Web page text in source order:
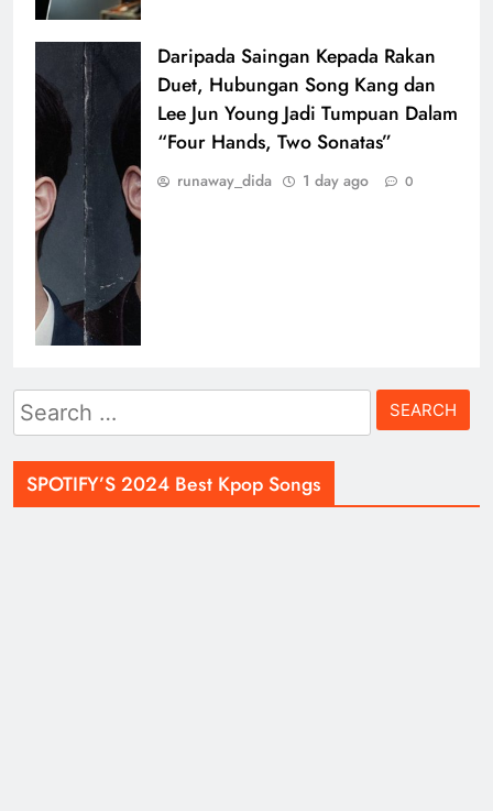
Daripada Saingan Kepada Rakan
Duet, Hubungan Song Kang dan
Lee Jun Young Jadi Tumpuan Dalam
“Four Hands, Two Sonatas”
runaway_dida 1 day ago 0
Search
for:
SPOTIFY’S 2024 Best Kpop Songs